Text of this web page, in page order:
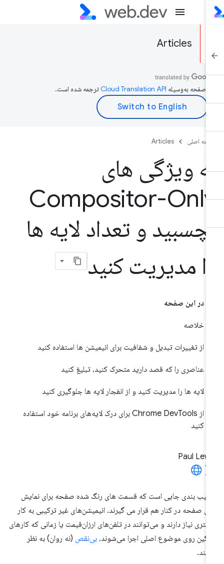
Articles
صفحه به‌وسیله ترجمه شده است.
اصلی Articles
ویژگی های
Compositor-
و تعداد لایه ها
مدیریت کنید
در این صفحه
خلاصه
از تغییرات تبدیل و شفافیت برای انیمیشن ها استفاده کنید
عناصری را که قصد دارید متحرک کنید، تبلیغ کنید
لایه ها را مدیریت کنید و از انفجار لایه ها جلوگیری کنید
از Chrome DevTools برای درک لایه‌های برنامه خود استفاده
کنید
Paul
بندی جایی است که قسمت های رنگ شده صفحه برای نمایش
صفحه در کنار هم قرار می گیرند. انیمیشن‌های غیر ترکیبی به کار
نیاز دارند و می‌توانند در تلفن‌های ارزان‌قیمت یا زمانی که کارهای
روی موضوع اصلی اجرا می‌شوند،بی‌نقص(نه روان) به نظر